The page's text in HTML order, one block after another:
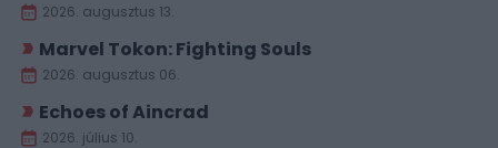
2026. augusztus 13.
Marvel Tokon: Fighting Souls
2026. augusztus 06.
Echoes of Aincrad
2026. július 10.